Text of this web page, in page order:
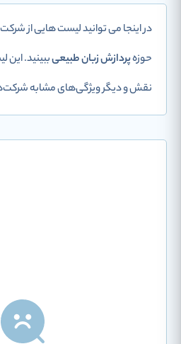
در اینجا می توانید لیست هایی از
حوزهپردازش زبان طبیعیببینید.
نقش و دیگر ویژگی‌های مشابه